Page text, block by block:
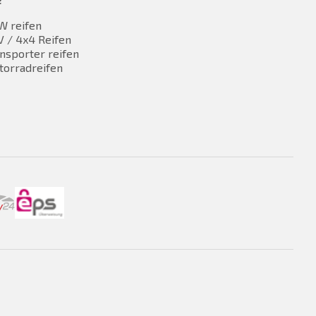
reifen
/ 4x4 Reifen
reifen